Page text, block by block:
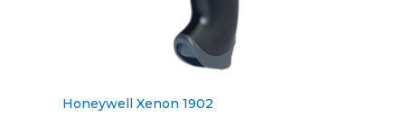
Honeywell Xenon 1902